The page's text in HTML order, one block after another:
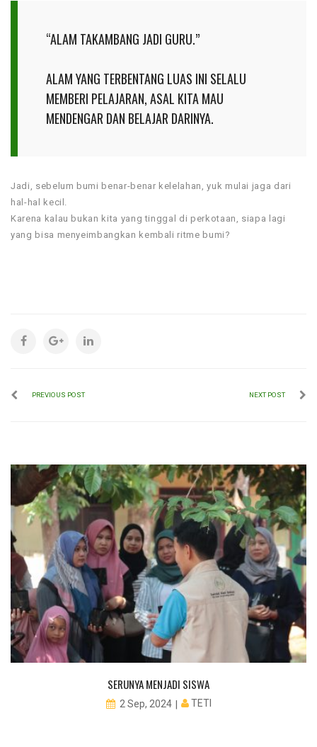
“ALAM TAKAMBANG JADI GURU.”
ALAM YANG TERBENTANG LUAS INI SELALU
MEMBERI PELAJARAN, ASAL KITA MAU
MENDENGAR DAN BELAJAR DARINYA.
Jadi, sebelum bumi benar-benar kelelahan, yuk mulai jaga dari
hal-hal kecil.
Karena kalau bukan kita yang tinggal di perkotaan, siapa lagi
yang bisa menyeimbangkan kembali ritme bumi?
PREVIOUS POST NEXT POST
SERUNYA MENJADI SISWA
2 Sep, 2024 TETI